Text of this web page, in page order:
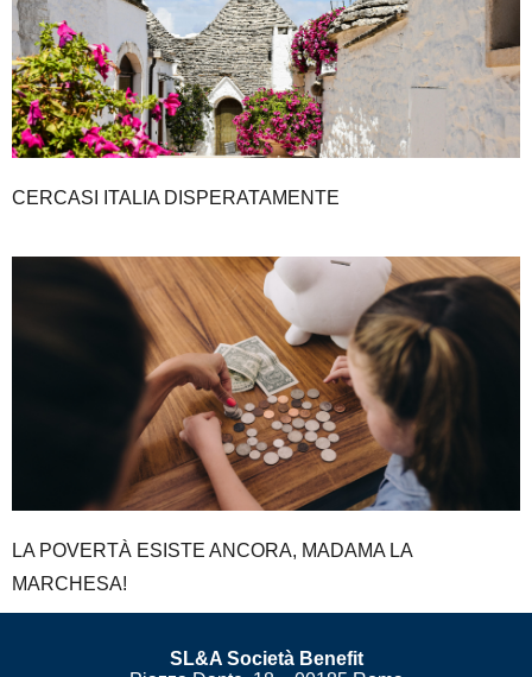
CERCASI ITALIA DISPERATAMENTE
LA POVERTÀ ESISTE ANCORA, MADAMA LA
MARCHESA!
SL&A Società Benefit